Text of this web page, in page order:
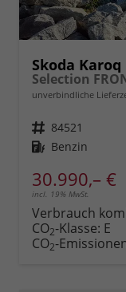
Skoda Karoq
unverbindliche
Fahrzeugnr. 84521
Kraftstoff Benzin
30.990,– €
incl. 19% MwSt.
Verbrauch
CO2-Klasse: E
CO2-